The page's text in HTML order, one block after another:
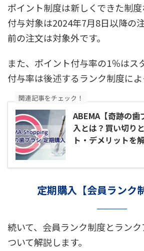
ポイント制度は新しくできた制
付与対象は2024年7月8日以降の
前の注文は対象外です。
また、ポイント付与率の1％はス
付与率は後述するランク制度によ
ABEMA【奇跡の歯
入とは？買い切り
ト・デメリットを
関連記事をチェック！
定期購入【会員ランク
続いて、会員ランク制度とラン
ついて解説します。